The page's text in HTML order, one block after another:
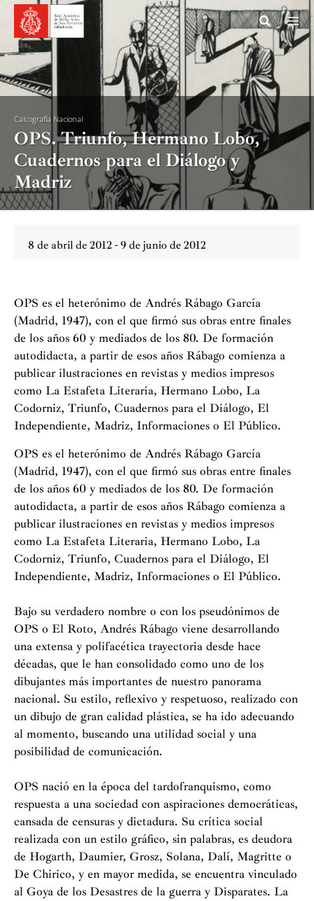
contenido
Calcografía Nacional
OPS. Triunfo, Hermano Lobo,
Cuadernos para el Diálogo y
Madriz
8 de abril de 2012 - 9 de junio de 2012
OPS es el heterónimo de Andrés Rábago García
(Madrid, 1947), con el que firmó sus obras entre finales
de los años 60 y mediados de los 80. De formación
autodidacta, a partir de esos años Rábago comienza a
publicar ilustraciones en revistas y medios impresos
como La Estafeta Literaria, Hermano Lobo, La
Codorniz, Triunfo, Cuadernos para el Diálogo, El
Independiente, Madriz, Informaciones o El Público.
OPS es el heterónimo de Andrés Rábago García
(Madrid, 1947), con el que firmó sus obras entre finales
de los años 60 y mediados de los 80. De formación
autodidacta, a partir de esos años Rábago comienza a
publicar ilustraciones en revistas y medios impresos
como La Estafeta Literaria, Hermano Lobo, La
Codorniz, Triunfo, Cuadernos para el Diálogo, El
Independiente, Madriz, Informaciones o El Público.
Bajo su verdadero nombre o con los pseudónimos de
OPS o El Roto, Andrés Rábago viene desarrollando
una extensa y polifacética trayectoria desde hace
décadas, que le han consolidado como uno de los
dibujantes más importantes de nuestro panorama
nacional. Su estilo, reflexivo y respetuoso, realizado con
un dibujo de gran calidad plástica, se ha ido adecuando
al momento, buscando una utilidad social y una
posibilidad de comunicación.
OPS nació en la época del tardofranquismo, como
respuesta a una sociedad con aspiraciones democráticas,
cansada de censuras y dictadura. Su crítica social
realizada con un estilo gráfico, sin palabras, es deudora
de Hogarth, Daumier, Grosz, Solana, Dalí, Magritte o
De Chirico, y en mayor medida, se encuentra vinculado
al Goya de los Desastres de la guerra y Disparates. La